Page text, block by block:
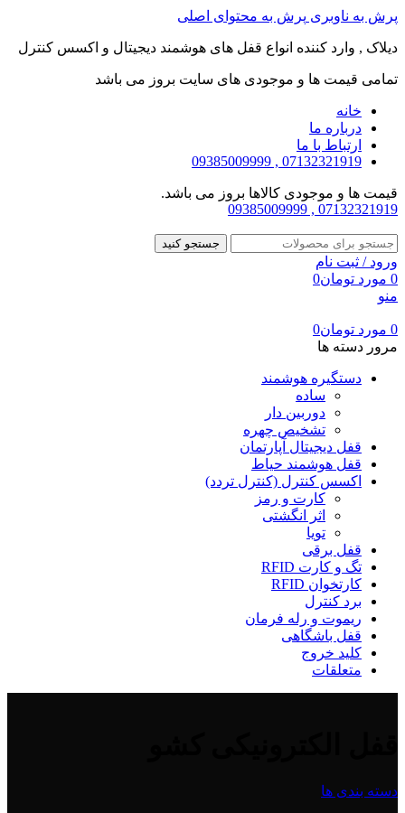
پرش به ناوبری پرش به محتوای اصلی
دیلاک , وارد کننده انواع قفل های هوشمند دیجیتال و اکسس کنترل
تمامی قیمت ها و موجودی های سایت بروز می باشد
خانه
درباره ما
ارتباط با ما
07132321919 , 09385009999
قیمت ها و موجودی کالاها بروز می باشد.
07132321919 , 09385009999
جستجو کنید
ورود / ثبت نام
0 مورد تومان0
منو
0 مورد تومان0
مرور دسته ها
دستگیره هوشمند
ساده
دوربین دار
تشخیص چهره
قفل دیجیتال آپارتمان
قفل هوشمند حیاط
اکسس کنترل (کنترل تردد)
کارت و رمز
اثر انگشتی
تویا
قفل برقی
تگ و کارت RFID
کارتخوان RFID
برد کنترل
ریموت و رله فرمان
قفل باشگاهی
کلید خروج
متعلقات
دسته بندی ها